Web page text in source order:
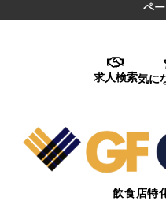
ペ
求人検索気に
飲食店特